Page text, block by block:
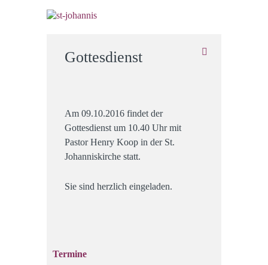
Gottesdienst
Am 09.10.2016 findet der
Gottesdienst um 10.40 Uhr mit
Pastor Henry Koop in der St.
Johanniskirche statt.
Sie sind herzlich eingeladen.
Termine